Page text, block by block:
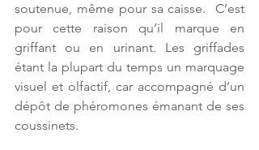
soutenue, même pour sa caisse.  C’est
pour cette raison qu’il marque en
griffant ou en urinant. Les griffades
étant la plupart du temps un marquage
visuel et olfactif, car accompagné d’un
dépôt de phéromones émanant de ses
coussinets.